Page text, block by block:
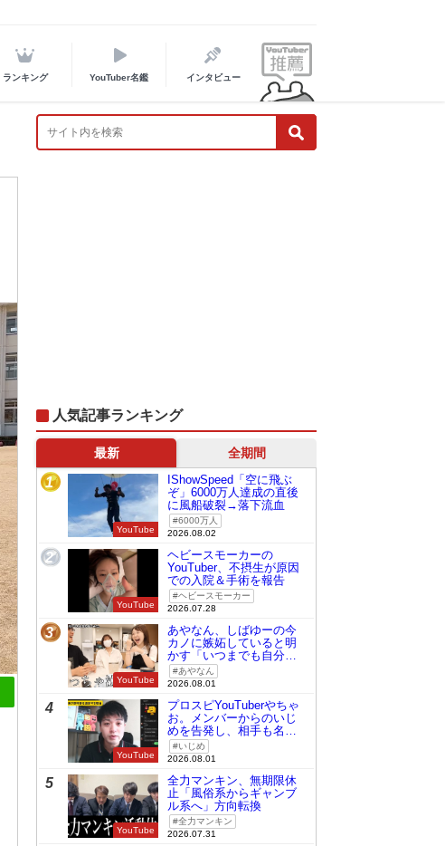
ランキング YouTuber名鑑 インタビュー
人気記事ランキング
最新 全期間
1
YouTube
IShowSpeed「空に飛ぶ
ぞ」6000万人達成の直後
に風船破裂→落下流血
6000万人
2026.08.02
2
YouTube
ヘビースモーカーの
YouTuber、不摂生が原因
での入院＆手術を報告
ヘビースモーカー
2026.07.28
3
YouTube
あやなん、しばゆーの今
カノに嫉妬していると明
かす「いつまでも自分の
ものみたいに…」
あやなん
2026.08.01
4
YouTube
プロスピYouTuberやちゃ
お。メンバーからのいじ
めを告発し、相手も名指
しで批判
いじめ
2026.08.01
5
YouTube
全力マンキン、無期限休
止「風俗系からギャンブ
ル系へ」方向転換
全力マンキン
2026.07.31